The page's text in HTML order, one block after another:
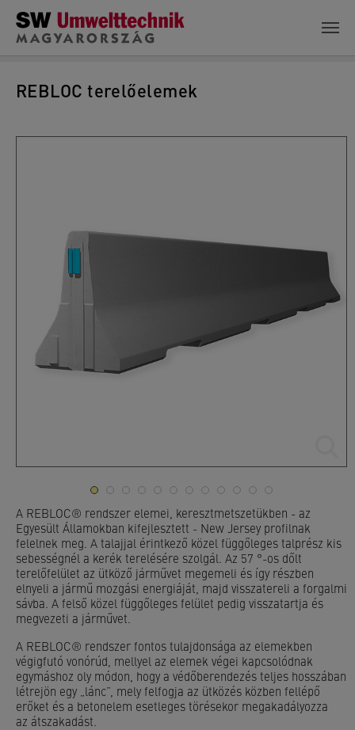
Skip to main content
REBLOC terelőelemek
A REBLOC® rendszer elemei, keresztmetszetükben - az
Egyesült Államokban kifejlesztett - New Jersey profilnak
felelnek meg. A talajjal érintkező közel függőleges talprész kis
sebességnél a kerék terelésére szolgál. Az 57 °-os dőlt
terelőfelület az ütköző járművet megemeli és így részben
elnyeli a jármű mozgási energiáját, majd visszatereli a forgalmi
sávba. A felső közel függőleges felület pedig visszatartja és
megvezeti a járművet.
A REBLOC® rendszer fontos tulajdonsága az elemekben
végigfutó vonórúd, mellyel az elemek végei kapcsolódnak
egymáshoz oly módon, hogy a védőberendezés teljes hosszában
létrejön egy „lánc”, mely felfogja az ütközés közben fellépő
erőket és a betonelem esetleges törésekor megakadályozza
az átszakadást.